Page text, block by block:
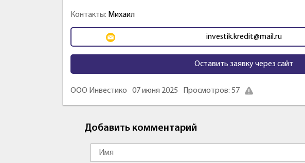
Контакты: Михаил
investik.kredit@mail.ru
Оставить заявку через сайт
ООО Инвестико 07 июня 2025 Просмотров: 57
Добавить комментарий